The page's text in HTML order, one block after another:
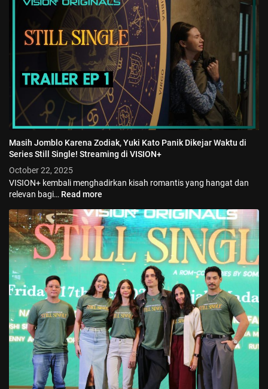
Masih Jomblo Karena Zodiak, Yuki Kato Panik Dikejar Waktu di
Series Still Single! Streaming di VISION+
October 22, 2025
VISION+ kembali menghadirkan kisah romantis yang hangat dan
relevan bagi… Read more